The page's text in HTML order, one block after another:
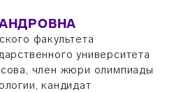
факультета
университета
член жюри олимпиады
кандидат